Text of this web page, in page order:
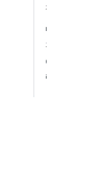
정
변
경
이
력